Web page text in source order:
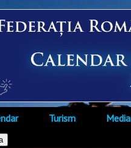
Turism Media